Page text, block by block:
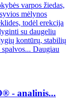
varpos žiedas,
mėlynos
todėl erekcija
su daugeliu
kontūrų, stabilių
Daugiau
- analinis...